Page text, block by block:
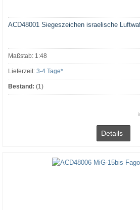
ACD48001 Siegeszeichen israelische
Maßstab: 1:48
Lieferzeit: 3-4 Tage*
Bestand: (1)
Details